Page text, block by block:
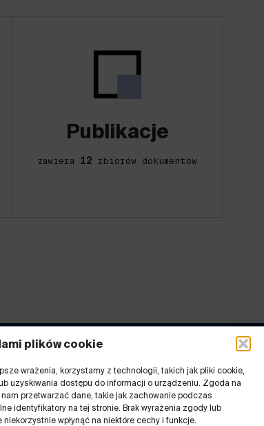
plików cookie
wrażenia, korzystamy z technologii, takich jak pliki cookie,
uzyskiwania dostępu do informacji o urządzeniu. Zgoda na
przetwarzać dane, takie jak zachowanie podczas
identyfikatory na tej stronie. Brak wyrażenia zgody lub
wpłynąć na niektóre cechy i funkcje.
Publikacje
zawiera 12 zbiorów dokumentów
Rejestr ostatnich zmian
Deklaracja dostępności